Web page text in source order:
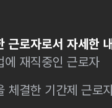
근로자로서 자세한
재직중인 근로자
체결한 기간제 근로